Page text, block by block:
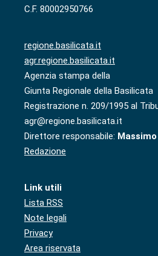
C.F. 80002950766
regione.basilicata.it
agr.regione.basilicata.it
Agenzia stampa della
Giunta Regionale della Basilicata
Registrazione n. 209/1995 al
agr@regione.basilicata.it
Direttore responsabile:
Redazione
Link utili
Lista RSS
Note legali
Privacy
Area riservata